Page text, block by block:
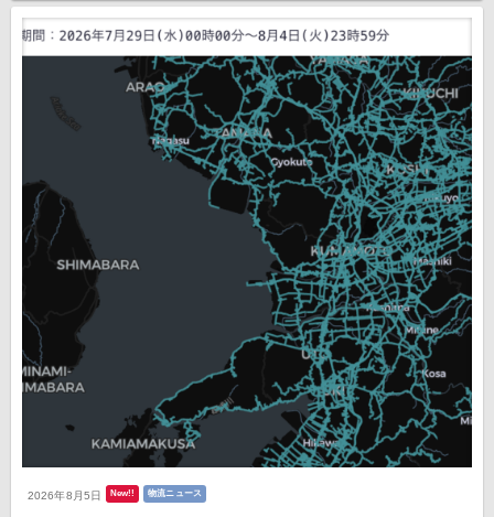
2026年8月5日 New!! 物流ニュース